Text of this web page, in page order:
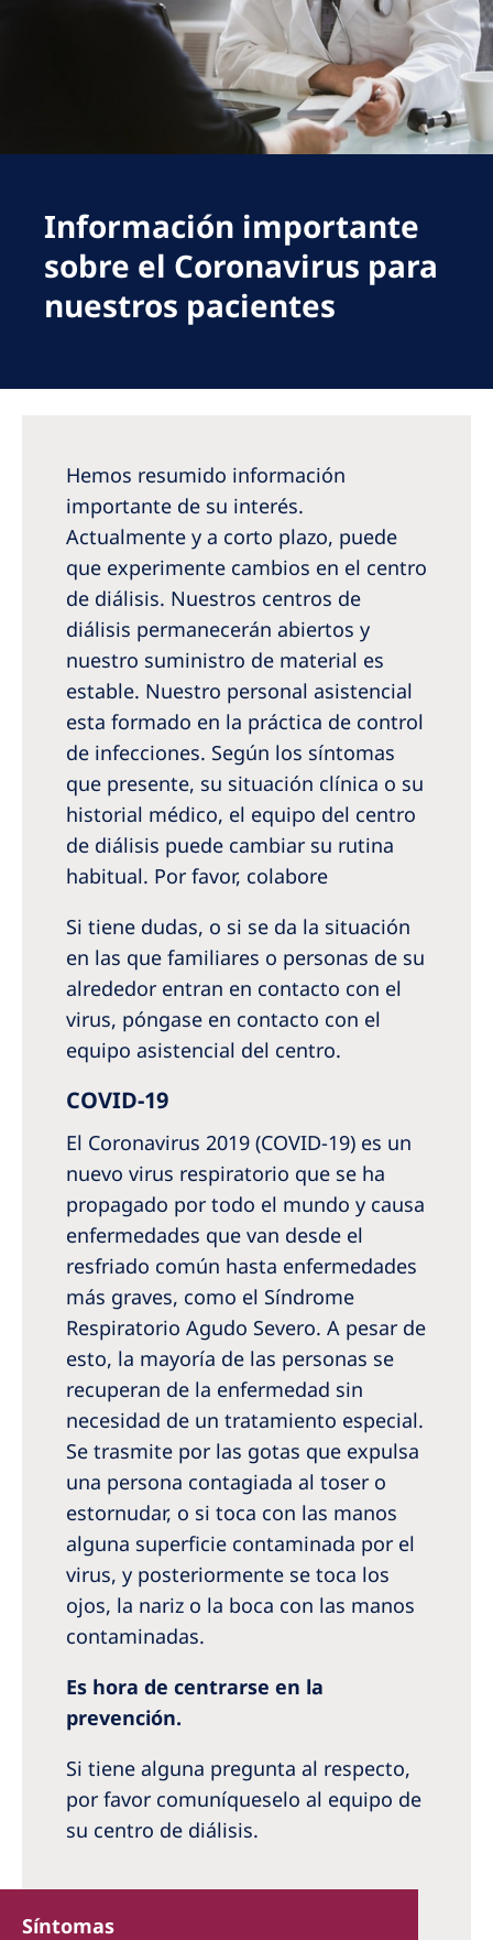
Spain
Sweden
Switzerland
Australia
Philippines
North America
United States of America
NephroCare International
Global Website
Información importante
sobre el Coronavirus para
nuestros pacientes
Hemos resumido información
importante de su interés.
Actualmente y a corto plazo, puede
que experimente cambios en el centro
de diálisis. Nuestros centros de
diálisis permanecerán abiertos y
nuestro suministro de material es
estable. Nuestro personal asistencial
esta formado en la práctica de control
de infecciones. Según los síntomas
que presente, su situación clínica o su
historial médico, el equipo del centro
de diálisis puede cambiar su rutina
habitual. Por favor, colabore
Si tiene dudas, o si se da la situación
en las que familiares o personas de su
alrededor entran en contacto con el
virus, póngase en contacto con el
equipo asistencial del centro.
COVID-19
El Coronavirus 2019 (COVID-19) es un
nuevo virus respiratorio que se ha
propagado por todo el mundo y causa
enfermedades que van desde el
resfriado común hasta enfermedades
más graves, como el Síndrome
Respiratorio Agudo Severo. A pesar de
esto, la mayoría de las personas se
recuperan de la enfermedad sin
necesidad de un tratamiento especial.
Se trasmite por las gotas que expulsa
una persona contagiada al toser o
estornudar, o si toca con las manos
alguna superficie contaminada por el
virus, y posteriormente se toca los
ojos, la nariz o la boca con las manos
contaminadas.
Es hora de centrarse en la
prevención.
Si tiene alguna pregunta al respecto,
por favor comuníqueselo al equipo de
su centro de diálisis.
Síntomas